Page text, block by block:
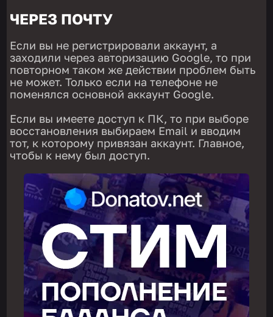
ЧЕРЕЗ ПОЧТУ
Если вы не регистрировали аккаунт, а
заходили через авторизацию Google, то при
повторном таком же действии проблем быть
не может. Только если на телефоне не
поменялся основной аккаунт Google.
Если вы имеете доступ к ПК, то при выборе
восстановления выбираем Email и вводим
тот, к которому привязан аккаунт. Главное,
чтобы к нему был доступ.